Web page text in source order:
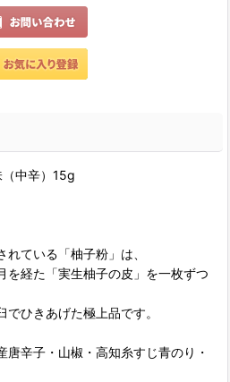
（中辛）15g
ている「柚子粉」は、
を経た「実生柚子の皮」を一枚ずつ
ひきあげた極上品です。
唐辛子・山椒・高知糸すじ青のり・